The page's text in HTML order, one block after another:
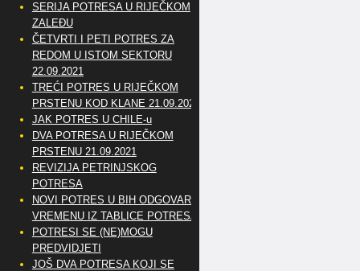
SERIJA POTRESA U RIJEČKOM
ZALEĐU
ČETVRTI I PETI POTRES ZA
REDOM U ISTOM SEKTORU
22.09.2021
TREĆI POTRES U RIJEČKOM
PRSTENU KOD KLANE 21.09.2021
JAK POTRES U CHILE-u
DVA POTRESA U RIJEČKOM
PRSTENU 21.09.2021
REVIZIJA PETRINJSKOG
POTRESA
NOVI POTRES U BIH ODGOVARA
VREMENU IZ TABLICE POTRESA
POTRESI SE (NE)MOGU
PREDVIDJETI
JOŠ DVA POTRESA KOJI SE